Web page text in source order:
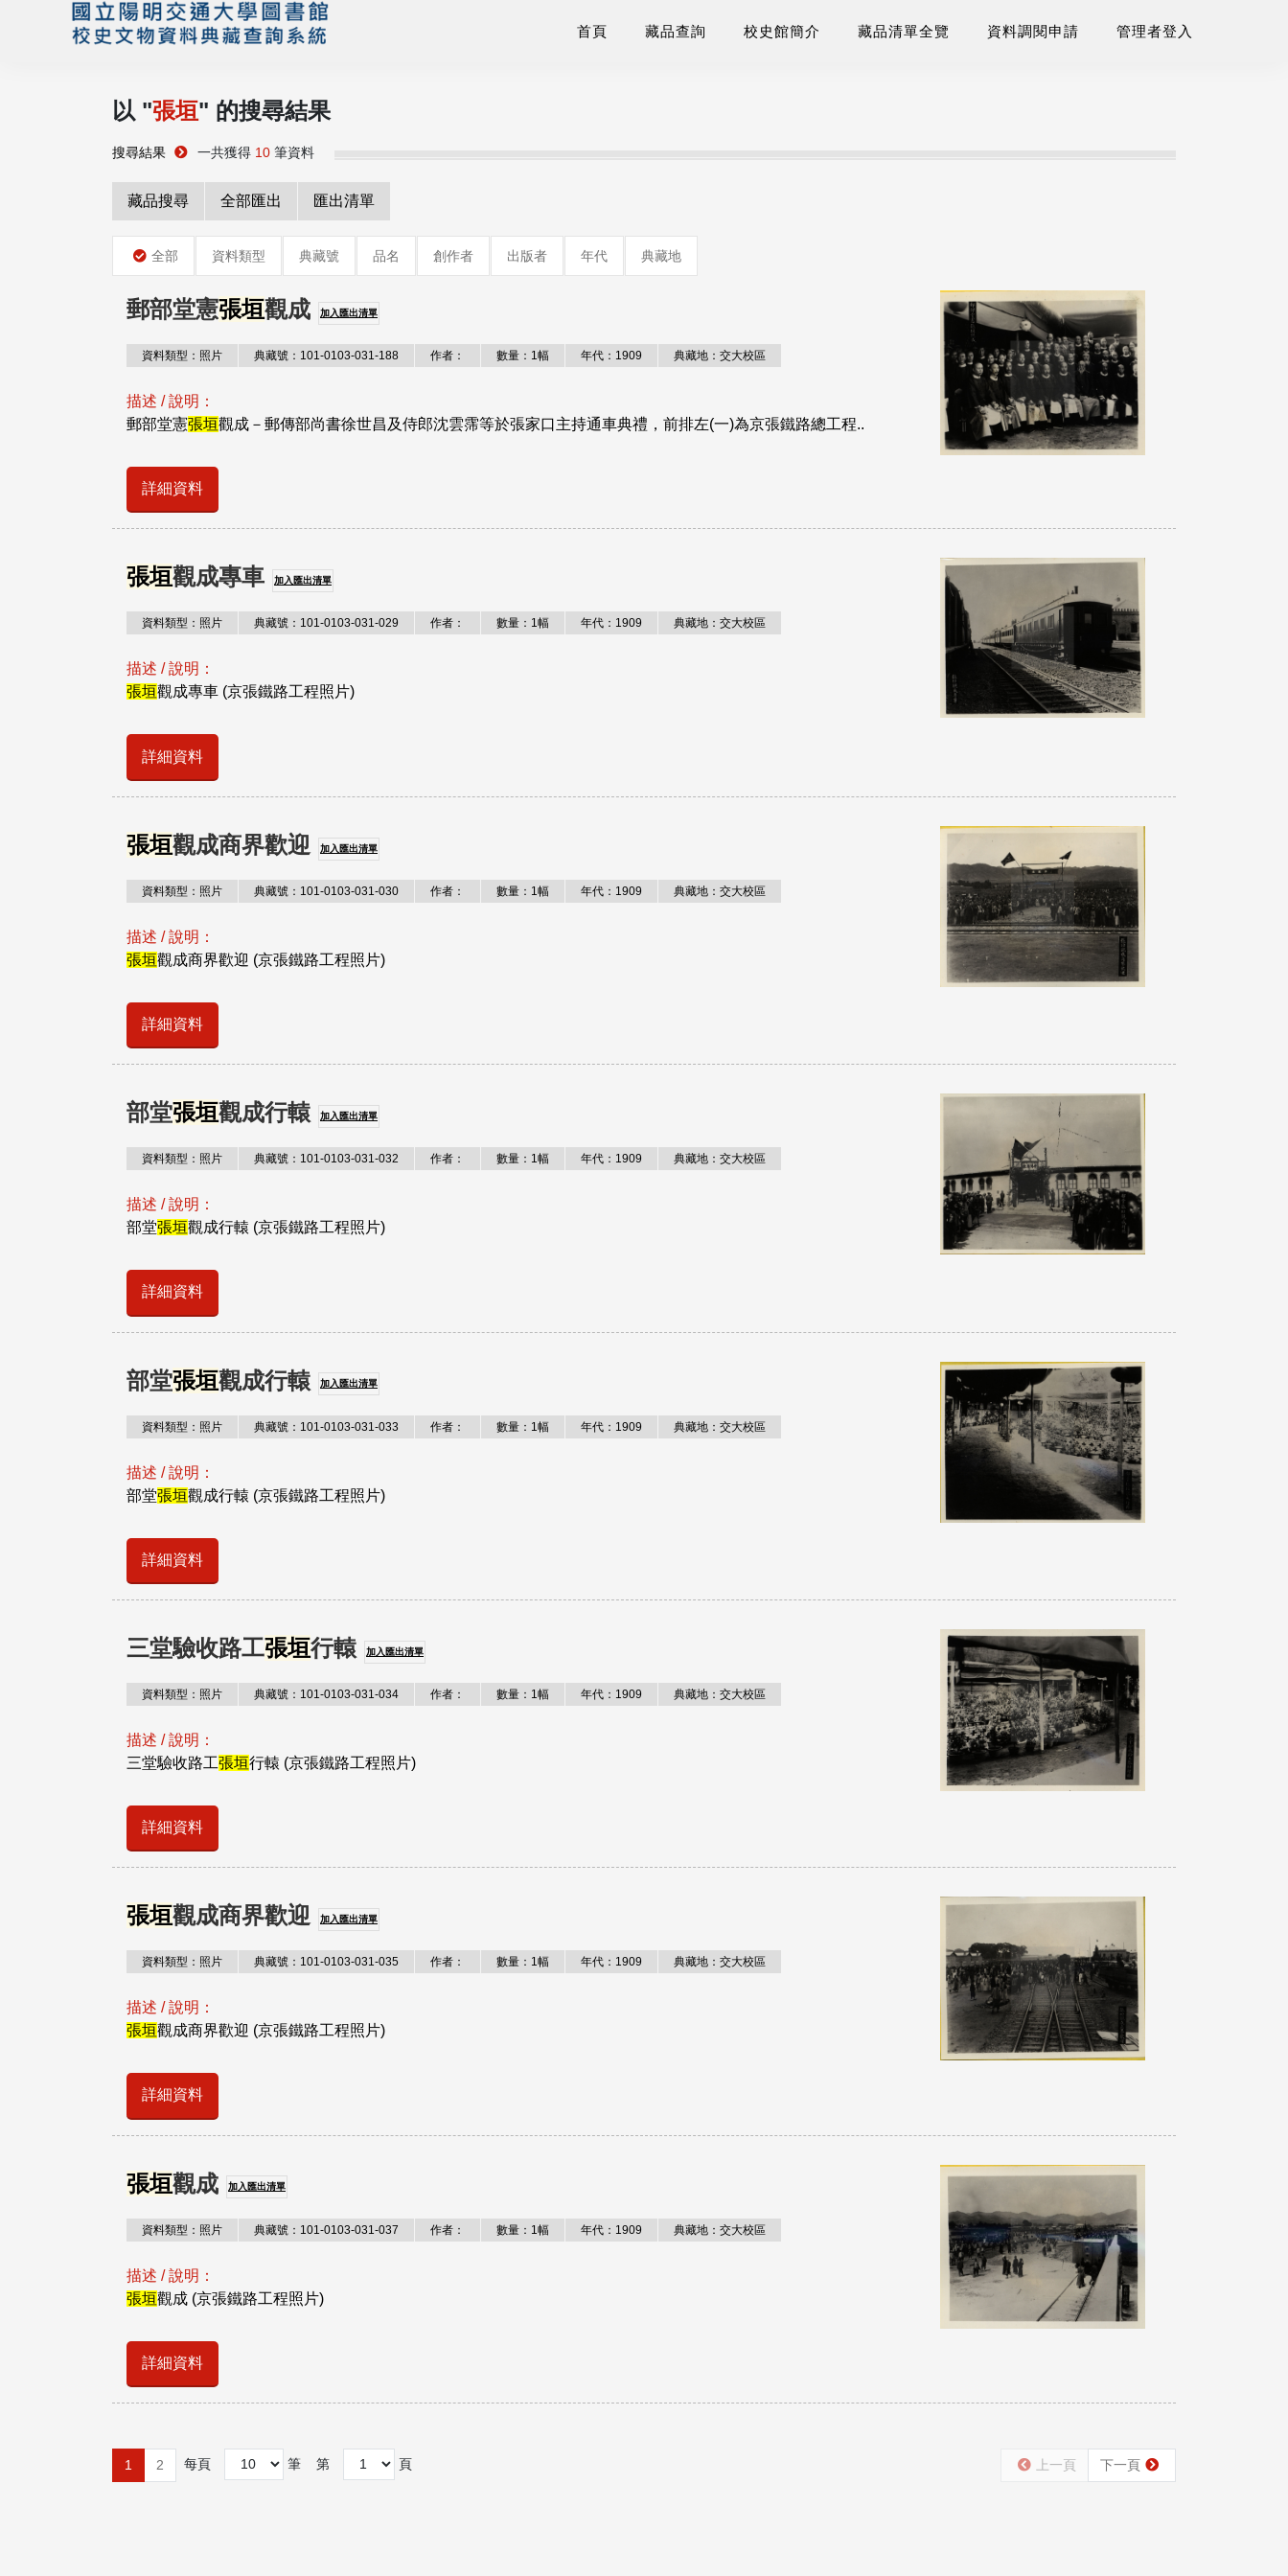
首頁 藏品查詢 校史館簡介 藏品清單全覽 資料調閱申請 管理者登入
以 "張垣" 的搜尋結果
搜尋結果 一共獲得 10 筆資料
藏品搜尋 全部匯出 匯出清單
全部 資料類型 典藏號 品名 創作者 出版者 年代 典藏地
郵部堂憲張垣觀成 加入匯出清單
資料類型：照片 典藏號：101-0103-031-188 作者： 數量：1幅 年代：1909 典藏地：交大校區
描述 / 說明：
郵部堂憲張垣觀成－郵傳部尚書徐世昌及侍郎沈雲霈等於張家口主持通車典禮，前排左(一)為京張鐵路總工程..
詳細資料
張垣觀成專車 加入匯出清單
資料類型：照片 典藏號：101-0103-031-029 作者： 數量：1幅 年代：1909 典藏地：交大校區
描述 / 說明：
張垣觀成專車 (京張鐵路工程照片)
詳細資料
張垣觀成商界歡迎 加入匯出清單
資料類型：照片 典藏號：101-0103-031-030 作者： 數量：1幅 年代：1909 典藏地：交大校區
描述 / 說明：
張垣觀成商界歡迎 (京張鐵路工程照片)
詳細資料
部堂張垣觀成行轅 加入匯出清單
資料類型：照片 典藏號：101-0103-031-032 作者： 數量：1幅 年代：1909 典藏地：交大校區
描述 / 說明：
部堂張垣觀成行轅 (京張鐵路工程照片)
詳細資料
部堂張垣觀成行轅 加入匯出清單
資料類型：照片 典藏號：101-0103-031-033 作者： 數量：1幅 年代：1909 典藏地：交大校區
描述 / 說明：
部堂張垣觀成行轅 (京張鐵路工程照片)
詳細資料
三堂驗收路工張垣行轅 加入匯出清單
資料類型：照片 典藏號：101-0103-031-034 作者： 數量：1幅 年代：1909 典藏地：交大校區
描述 / 說明：
三堂驗收路工張垣行轅 (京張鐵路工程照片)
詳細資料
張垣觀成商界歡迎 加入匯出清單
資料類型：照片 典藏號：101-0103-031-035 作者： 數量：1幅 年代：1909 典藏地：交大校區
描述 / 說明：
張垣觀成商界歡迎 (京張鐵路工程照片)
詳細資料
張垣觀成 加入匯出清單
資料類型：照片 典藏號：101-0103-031-037 作者： 數量：1幅 年代：1909 典藏地：交大校區
描述 / 說明：
張垣觀成 (京張鐵路工程照片)
詳細資料
1 2 每頁 筆 第 頁 上一頁 下一頁